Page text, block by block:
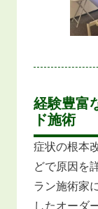
経験豊富
ド施術
症状の根本
どで原因を
ラン施術家
したオーダ